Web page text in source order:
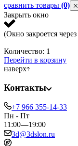
сравнить товары (0)
Закрыть окно
(Окно закроется через
Количество: 1
Перейти в корзину
наверх
Контакты
+7 966 355-14-33
Пн - Пт
11:00—19:00
3d@3dslon.ru